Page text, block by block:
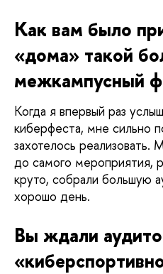
Как вам было
«дома» такой
межкампусный
Когда я впервый раз
киберфеста, мне сильно
захотелось реализовать.
до самого мероприятия,
круто, собрали большую
хорошо день.
Вы ждали